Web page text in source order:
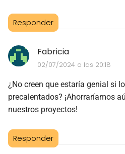
Responder
Fabricia
02/07/2024 a las 20:18
¿No creen que estaría genial si
precalentados? ¡Ahorraríamos
nuestros proyectos!
Responder